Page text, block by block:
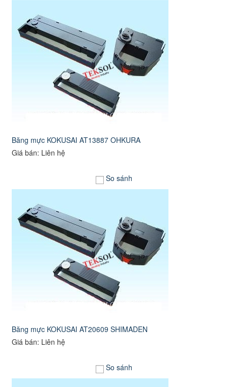
Băng mực KOKUSAI AT13887 OHKURA
Giá bán: Liên hệ
So sánh
Băng mực KOKUSAI AT20609 SHIMADEN
Giá bán: Liên hệ
So sánh